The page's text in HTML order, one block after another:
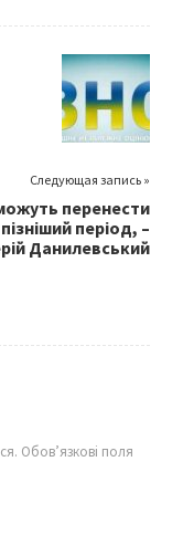
Следующая запись »
перенести
період, –
Данилевський
Обов’язкові поля